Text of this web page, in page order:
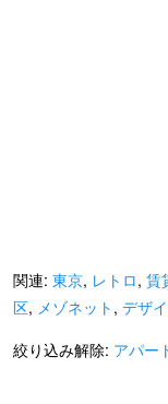
関連: 東京, レトロ, 賃
区, メゾネット , デザ
絞り込み解除: アパー